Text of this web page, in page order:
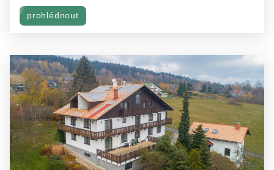
prohlédnout